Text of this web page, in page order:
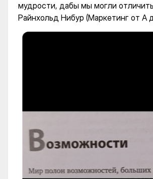
мудрости, дабы мы могли
Райнхольд Нибур (Маркетинг от А